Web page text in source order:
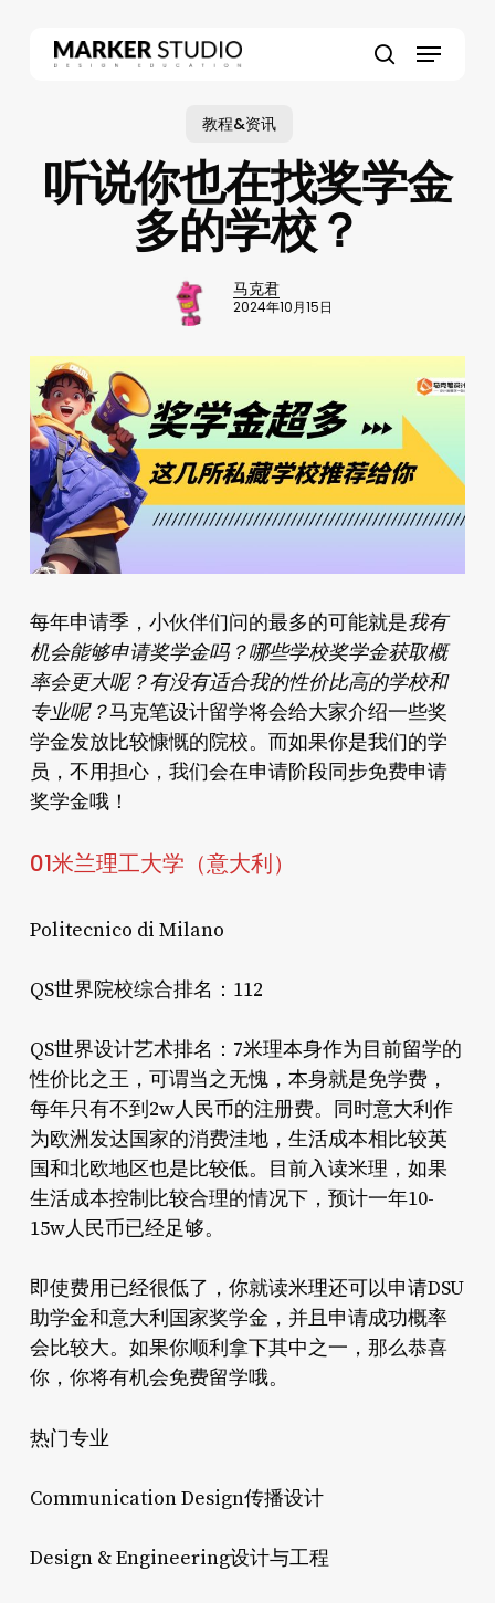
Menu
教程&资讯
听说你也在找奖学金
多的学校？
马克君
2024年10月15日
每年申请季，小伙伴们问的最多的可能就是我有
机会能够申请奖学金吗？哪些学校奖学金获取概
率会更大呢？有没有适合我的性价比高的学校和
专业呢？马克笔设计留学将会给大家介绍一些奖
学金发放比较慷慨的院校。而如果你是我们的学
员，不用担心，我们会在申请阶段同步免费申请
奖学金哦！
01米兰理工大学（意大利）
Politecnico di Milano
QS世界院校综合排名：112
QS世界设计艺术排名：7米理本身作为目前留学的
性价比之王，可谓当之无愧，本身就是免学费，
每年只有不到2w人民币的注册费。同时意大利作
为欧洲发达国家的消费洼地，生活成本相比较英
国和北欧地区也是比较低。目前入读米理，如果
生活成本控制比较合理的情况下，预计一年10-
15w人民币已经足够。
即使费用已经很低了，你就读米理还可以申请DSU
助学金和意大利国家奖学金，并且申请成功概率
会比较大。如果你顺利拿下其中之一，那么恭喜
你，你将有机会免费留学哦。
热门专业
Communication Design传播设计
Design & Engineering设计与工程